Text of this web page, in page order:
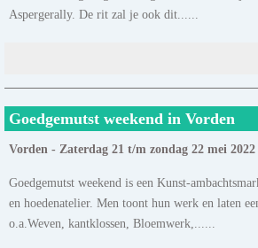
Aspergerally. De rit zal je ook dit......
Goedgemutst weekend in Vorden
Vorden - Zaterdag 21 t/m zondag 22 mei 2022
Goedgemutst weekend is een Kunst-
en hoedenatelier. Men toont hun werk en laten
o.a.Weven, kantklossen, Bloemwerk,......